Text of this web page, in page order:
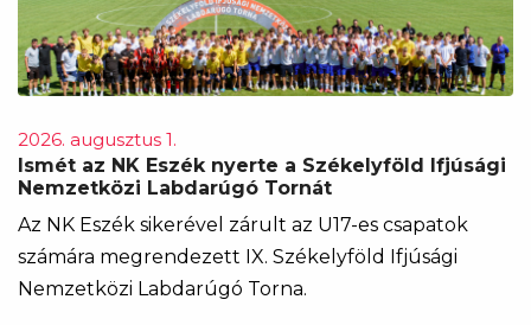
2026. augusztus 1.
Ismét az NK Eszék nyerte a Székelyföld Ifjúsági
Nemzetközi Labdarúgó Tornát
Az NK Eszék sikerével zárult az U17-es csapatok
számára megrendezett IX. Székelyföld Ifjúsági
Nemzetközi Labdarúgó Torna.